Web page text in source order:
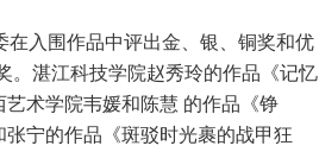
入围作品中评出金、银、铜奖和优
。湛江科技学院赵秀玲的作品《记忆
术学院韦媛和陈慧 的作品《铮
宁的作品《斑驳时光裹的战甲狂